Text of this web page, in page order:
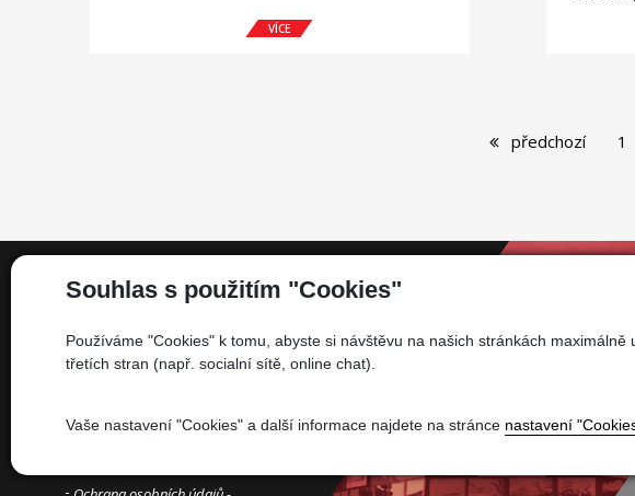
Souhlas s použitím "Cookies"
Používáme "Cookies" k tomu, abyste si návštěvu na našich stránkách
třetích stran (např. socialní sítě, online chat).
Vaše nastavení "Cookies" a další informace najdete na stránce nastavení
VÍCE
předchozí 1